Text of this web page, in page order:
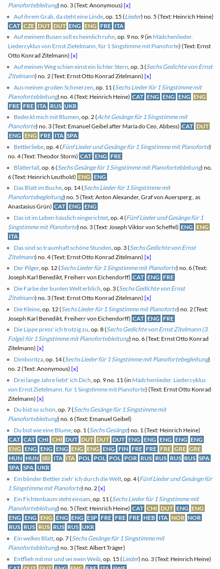
Pianofortebleitung) no. 3 (Text: Anonymous)[x]
Auf ihrem Grab, da steht eine Linde , op. 15 (Lieder) no. 5 (Text: Heinrich Heine)
CAT CZE DUT DUT ENG ENG FRE ITA
Auf meinem Busen soll es heimlich ruhn, op. 9 no. 9 (in Mädchenlieder.
Liedercyklus von Ernst Zietelmann, für 1 Singstimme mit Pianoforte) (Text: Ernst
Otto Konrad Zitelmann)[x]
Auf meinen Weg schien einst ein lichter Stern, op. 3 (Sechs Gedichte von Ernst
Zitelmann) no. 2 (Text: Ernst Otto Konrad Zitelmann)[x]
Aus meinen großen Schmerzen , op. 11 (Sechs Lieder für 1 Singstimme mit
Pianofortebleitung) no. 4 (Text: Heinrich Heine) CAT ENG ENG ENG ENG
FRE FRE ITA RUS UKR
Bedeckt mich mit Blumen, op. 2 (Acht Gesänge für 1 Singstimme mit
Pianoforte) no. 3 (Text: Emanuel Geibel after María do Ceo, Abbess) CAT DUT
ENG ENG FRE ITA SPA
Bettlerliebe, op. 4 (Fünf Lieder und Gesänge für 1 Singstimme mit Pianoforte)
no. 4 (Text: Theodor Storm) CAT ENG FRE
Blätterfall , op. 6 (Sechs Gesänge für 1 Singstimme mit Pianofortebleitung) no.
6 (Text: Heinrich Leuthold) ENG ENG
Das Blatt im Buche, op. 14 (Sechs Lieder für 1 Singstimme mit
Pianofortebegleitung) no. 5 (Text: Anton Alexander, Graf von Auersperg , as
Anastasius Grün) CAT ENG ENG
Das ist im Leben hässlich eingerichtet, op. 4 (Fünf Lieder und Gesänge für 1
Singstimme mit Pianoforte) no. 3 (Text: Joseph Viktor von Scheffel) ENG ENG
ITA
Das sind so traumhaft schöne Stunden , op. 3 (Sechs Gedichte von Ernst
Zitelmann) no. 4 (Text: Ernst Otto Konrad Zitelmann)[x]
Der Pilger, op. 12 (Sechs Lieder für 1 Singstimme mit Pianoforte) no. 6 (Text:
Joseph Karl Benedikt, Freiherr von Eichendorff) CAT ENG FRE
Die Farbe der bunten Welt erblich, op. 3 (Sechs Gedichte von Ernst
Zitelmann) no. 3 (Text: Ernst Otto Konrad Zitelmann)[x]
Die Kleine , op. 12 (Sechs Lieder für 1 Singstimme mit Pianoforte) no. 2 (Text:
Joseph Karl Benedikt, Freiherr von Eichendorff) CAT ENG FRE
Die Lippe press' ich trotzig zu, op. 8 (Sechs Gedichte von Ernst Zitelmann (3.
Folge) für 1 Singstimme mit Pianofortebleitung) no. 6 (Text: Ernst Otto Konrad
Zitelmann)[x]
Dimboritza, op. 14 (Sechs Lieder für 1 Singstimme mit Pianofortebegleitung)
no. 2 (Text: Anonymous)[x]
Drei lange Jahre liebt' ich Dich , op. 9 no. 11 (in Mädchenlieder. Liedercyklus
von Ernst Zietelmann, für 1 Singstimme mit Pianoforte) (Text: Ernst Otto Konrad
Zitelmann)[x]
Du bist so schön, op. 7 (Sechs Gesänge für 1 Singstimme mit
Pianofortebleitung) no. 6 (Text: Emanuel Geibel)
Du bist wie eine Blume, op. 1 (Sechs Gesänge) no. 1 (Text: Heinrich Heine)
CAT CAT CHI CHI DUT DUT DUT DUT ENG ENG ENG ENG ENG
ENG ENG ENG ENG ENG ENG ENG FIN FRE FRE FRE GRE GRE
HUN HUN IRI ITA ITA POL POL POL POR RUS RUS RUS RUS SPA
SPA SPA UKR
Ein blinder Bettler zieh' ich durch die Welt , op. 4 (Fünf Lieder und Gesänge für
1 Singstimme mit Pianoforte) no. 2[x]
Ein Fichtenbaum steht einsam, op. 11 (Sechs Lieder für 1 Singstimme mit
Pianofortebleitung) no. 5 (Text: Heinrich Heine) CAT CHI DUT ENG ENG
ENG ENG ENG ENG ENG ESP FRE FRE FRE HEB ITA NOR NOR
RUS RUS RUS RUS RUS UKR
Ein welkes Blatt, op. 7 (Sechs Gesänge für 1 Singstimme mit
Pianofortebleitung) no. 3 (Text: Albert Träger)
Entflieh mit mir und sei mein Weib , op. 15 (Lieder) no. 3 (Text: Heinrich Heine)